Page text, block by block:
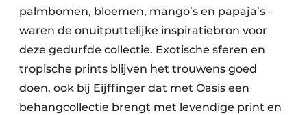
palmbomen, bloemen, mango’s en papaja’s –
waren de onuitputtelijke inspiratiebron voor
deze gedurfde collectie. Exotische sferen en
tropische prints blijven het trouwens goed
doen, ook bij Eijffinger dat met Oasis een
behangcollectie brengt met levendige print en